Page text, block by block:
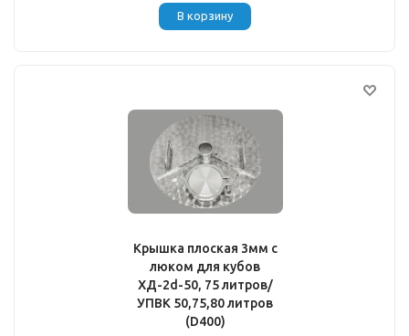
В корзину
Крышка плоская 3мм с
люком для кубов
ХД-2d-50, 75 литров/
УПВК 50,75,80 литров
(D400)